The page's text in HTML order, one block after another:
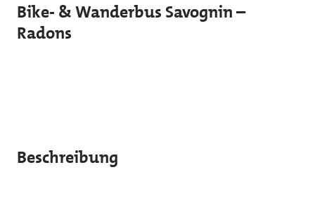
Bike- & Wanderbus Savognin –
Radons
Beschreibung